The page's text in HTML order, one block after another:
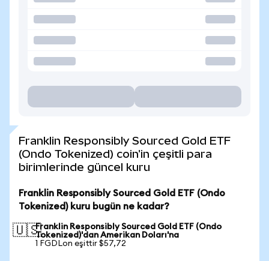
Franklin Responsibly Sourced Gold ETF
(Ondo Tokenized) coin'in çeşitli para
birimlerinde güncel kuru
Franklin Responsibly Sourced Gold ETF (Ondo
Tokenized) kuru bugün ne kadar?
🇺🇸Franklin Responsibly Sourced Gold ETF (Ondo
Tokenized)'dan Amerikan Doları'na
1 FGDLon eşittir $57,72